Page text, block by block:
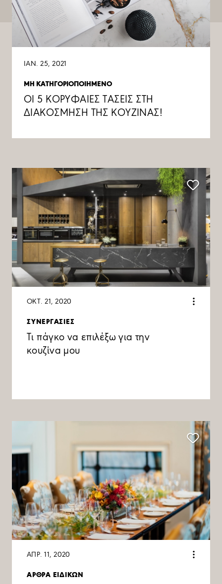
ΙΑΝ. 25, 2021
ΜΗ ΚΑΤΗΓΟΡΙΟΠΟΙΗΜΕΝΟ
ΟΙ 5 ΚΟΡΥΦΑΙΕΣ ΤΑΣΕΙΣ ΣΤΗ
ΔΙΑΚΟΣΜΗΣΗ ΤΗΣ ΚΟΥΖΙΝΑΣ!
ΟΚΤ. 21, 2020
ΣΥΝΕΡΓΑΣΙΕΣ
Τι πάγκο να επιλέξω για την
κουζίνα μου
ΑΠΡ. 11, 2020
ΑΡΘΡΑ ΕΙΔΙΚΩΝ